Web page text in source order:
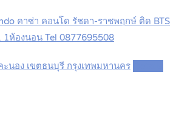
คาซ่า คอนโด รัชดา-ราชพฤกษ์ ติด BTS
ห้องนอน Tel 0877695508
นอง เขตธนบุรี กรุงเทพมหานคร